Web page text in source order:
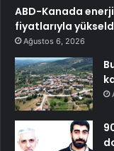
ABD-Kanada
fiyatlarıyla
Ağustos 6, 2026